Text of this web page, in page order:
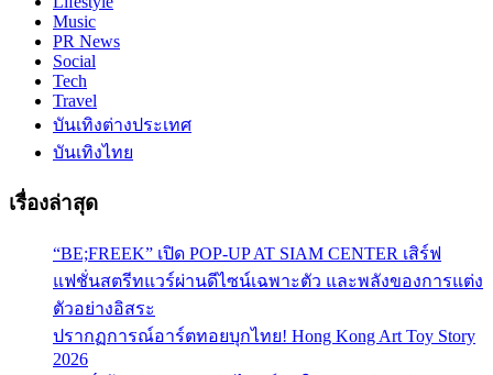
Music
PR News
Social
Tech
Travel
บันเทิงต่างประเทศ
บันเทิงไทย
เรื่องล่าสุด
“BE;FREEK” เปิด POP-UP AT SIAM CENTER เสิร์ฟ
แฟชั่นสตรีทแวร์ผ่านดีไซน์เฉพาะตัว และพลังของการแต่ง
ตัวอย่างอิสระ
ปรากฏการณ์อาร์ตทอยบุกไทย! Hong Kong Art Toy Story
2026